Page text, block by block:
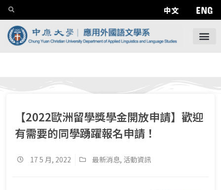
中文 ENG
【2022歐洲留學獎學金開放申請】歡迎
有需要的同學踴躍報名申請！
17 5 月, 2022 最新消息, 活動資訊